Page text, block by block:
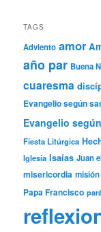
TAGS
Adviento amor
año par Buena
cuaresma
Evangelio según
Evangelio
Fiesta Litúrgica
Iglesia Isaías Juan
misericordia misión
Papa Francisco